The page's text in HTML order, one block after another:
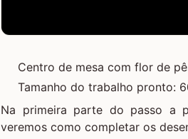
Centro de mesa com flor de
Tamanho do trabalho pronto:
Na primeira parte do passo a
veremos como completar os